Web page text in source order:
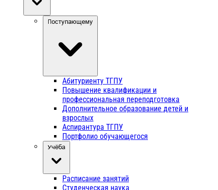
Поступающему
Абитуриенту ТГПУ
Повышение квалификации и
профессиональная переподготовка
Дополнительное образование детей и
взрослых
Аспирантура ТГПУ
Портфолио обучающегося
Учёба
Расписание занятий
Студенческая наука